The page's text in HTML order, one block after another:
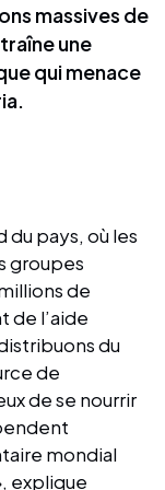
massives de
une
qui menace
du pays, où les
groupes
de
l’aide
du
de
de se nourrir
mondial
explique